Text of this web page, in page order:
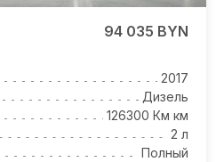
94 035 BYN
2017
Дизель
126300 Км км
2 л
Полный